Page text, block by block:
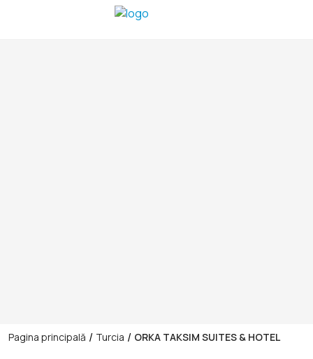
Pagina principală / Turcia / ORKA TAKSIM SUITES & HOTEL